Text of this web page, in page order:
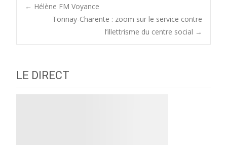
Post
navigation
← Hélène FM Voyance
Tonnay-Charente : zoom sur le service contre
l’illettrisme du centre social →
LE DIRECT